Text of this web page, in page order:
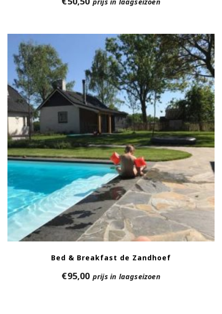
Bed & Breakfast de Zandhoef
€95,00 prijs in laagseizoen